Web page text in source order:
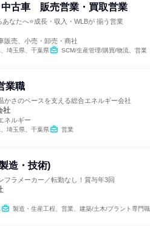
古車 販売営業・買取営業
あなたへ⭐成長・収入・WLBが 揃う営業
販売、小売・卸売・商社
埼玉県、千葉県 SCM/生産管理/購買/物流、営業
業職
かさのベースを支える総合エネルギー会社
社
ネルギー
埼玉県、千葉県 営業
造・技術)
フラメーカー／転勤なし！賞与年3回
製造・生産工程、営業、建築/土木/プラント専門職